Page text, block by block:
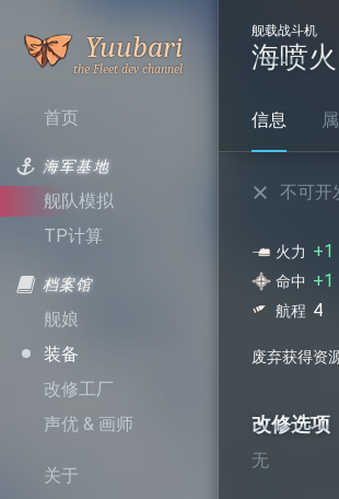
是谁呼
叫舰队 Yuubari
首页
海军基地
舰队模拟
TP计算
档案馆
舰娘
装备
改修工厂
声优 & 画师
关于
舰载战斗机
海喷
信息
不可开
火力 +1
命中 +1
航程 4
废弃获得资
改修选项
无